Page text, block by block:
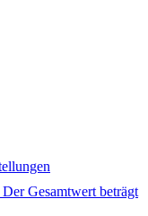
Gesamtwert beträgt